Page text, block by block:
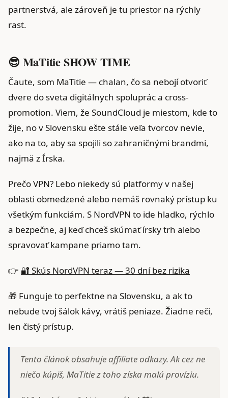
partnerstvá, ale zároveň je tu priestor na rýchly
rast.
😎 MaTitie SHOW TIME
Čaute, som MaTitie — chalan, čo sa nebojí otvoriť
dvere do sveta digitálnych spoluprác a cross-
promotion. Viem, že SoundCloud je miestom, kde to
žije, no v Slovensku ešte stále veľa tvorcov nevie,
ako na to, aby sa spojili so zahraničnými brandmi,
najmä z Írska.
Prečo VPN? Lebo niekedy sú platformy v našej
oblasti obmedzené alebo nemáš rovnaký prístup ku
všetkým funkciám. S NordVPN to ide hladko, rýchlo
a bezpečne, aj keď chceš skúmať írsky trh alebo
spravovať kampane priamo tam.
👉 🔐 Skús NordVPN teraz — 30 dní bez rizika
🎁 Funguje to perfektne na Slovensku, a ak to
nebude tvoj šálok kávy, vrátiš peniaze. Žiadne reči,
len čistý prístup.
Tento článok obsahuje affiliate odkazy. Ak cez ne
niečo kúpiš, MaTitie z toho získa malú províziu.